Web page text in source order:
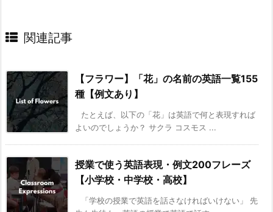
関連記事
【フラワー】「花」の名前の英語一覧155
種【例文あり】
たとえば、以下の「花」は英語で何と表現すれば
よいのでしょうか？ サクラ コスモス ...
授業で使う英語表現・例文200フレーズ
【小学校・中学校・高校】
「学校の授業で英語を話さなければいけない」 先